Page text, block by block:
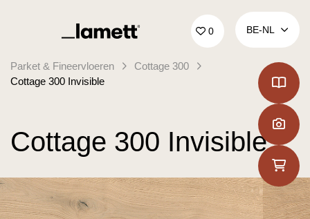
Terug naar home 0 BE‑NL
Parket & Fineervloeren
Cottage 300
Cottage 300 Invisible
Cottage 300 Invisible